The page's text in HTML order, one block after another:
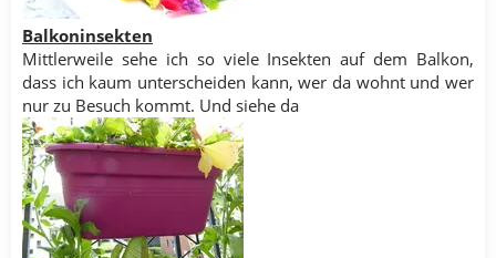
Balkoninsekten
Mittlerweile sehe ich so viele Insekten auf dem Balkon,
dass ich kaum unterscheiden kann, wer da wohnt und wer
nur zu Besuch kommt. Und siehe da